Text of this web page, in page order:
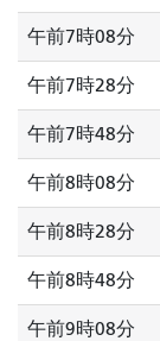
午前7時08分
午前7時28分
午前7時48分
午前8時08分
午前8時28分
午前8時48分
午前9時08分